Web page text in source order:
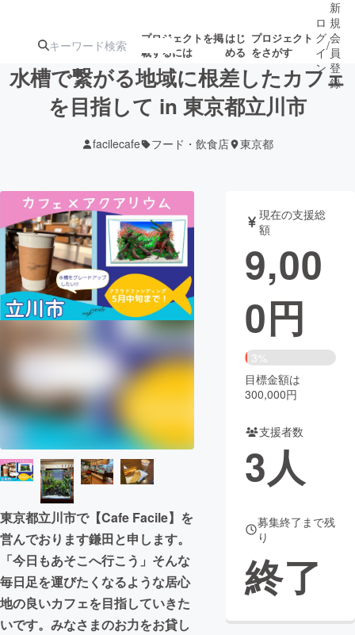
プロジェクトを掲
載するには
はじ
める
プロジェクト
をさがす
ターン
ジェクト
募集終了が近いプ
ロジェクト
アート・写真 音楽
テクノロジー・ガジェット ゲーム・サ
映像・映画 書籍・雑誌
ビジネス・起業 チャレンジ
まちづくり・地域活性化
CAMPFIRE for Social Good
CAMPFIRE Creation
CAMPFIREふるさと納税
コミュニティ
ロ
グ
イ
ン
/
新
規
会
員
登
録
水槽で繋がる地域に根差したカフェ
を目指して in 東京都立川市
facilecafe フード・飲食店 東京都
東京都立川市で【Cafe Facile】を
営んでおります鎌田と申します。
「今日もあそこへ行こう」そんな
毎日足を運びたくなるような居心
地の良いカフェを目指していきた
いです。みなさまのお力をお貸し
現在の支援総
額
9,00
0円
3%
目標金額は
300,000円
支援者数
3人
募集終了まで残
り
終了